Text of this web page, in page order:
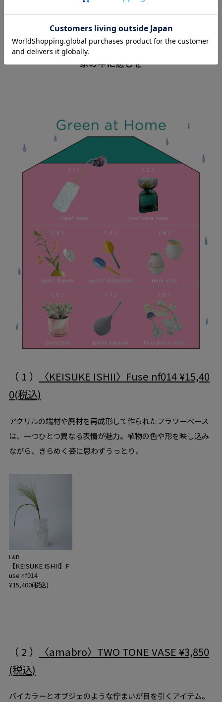
グリーンや花を飾って
家の中に癒しを
（ 1 ）
〈KEISUKE ISHII〉Fuse nf014 ¥15,40
0(税込)
アクリルの端材や廃材を再成形して作られたフラワーベース
は、一つひとつ異なる表情が魅力。植物の色や形を映し込み
ながら、きらめく姿に思わずうっとり。
L&B
【KEISUKE ISHII】F
use nf014
¥15,400(税込)
（ 2 ）
〈amabro〉TWO TONE VASE ¥3,850
(税込)
バイカラーとオブジェのような佇まいが目を引くアイテム。